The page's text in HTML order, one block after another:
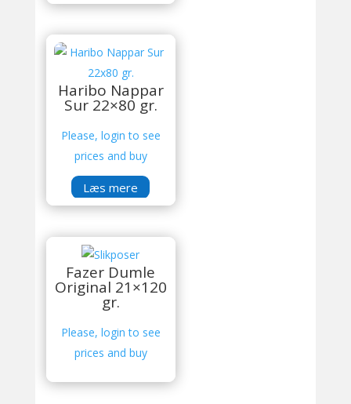
Haribo Nappar
Sur 22×80 gr.
Please, login to see
prices and buy
Læs mere
Fazer Dumle
Original 21×120
gr.
Please, login to see
prices and buy